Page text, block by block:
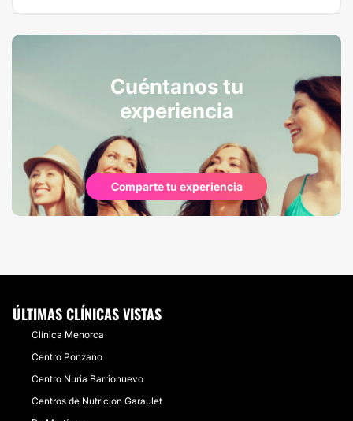
Cuéntanos tu
experiencia
Comparte tu experiencia
ÚLTIMAS CLÍNICAS VISTAS
Clínica Menorca
Centro Ponzano
Centro Nuria Barrionuevo
Centros de Nutricion Garaulet